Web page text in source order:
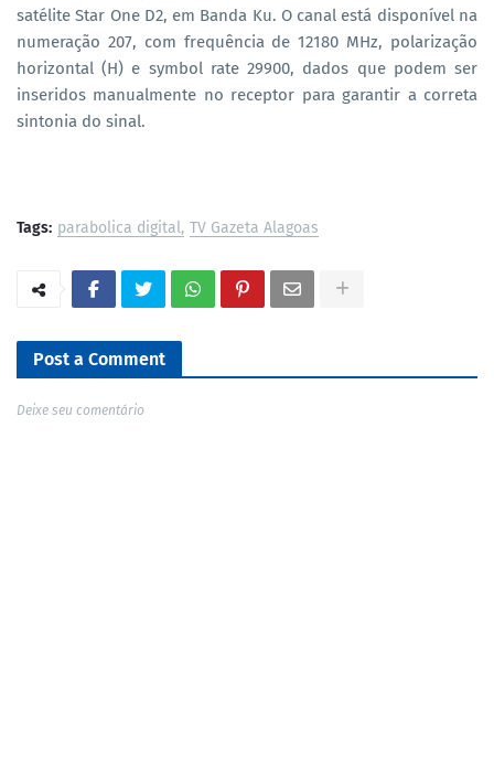
satélite Star One D2, em Banda Ku. O canal está disponível na
numeração 207, com frequência de 12180 MHz, polarização
horizontal (H) e symbol rate 29900, dados que podem ser
inseridos manualmente no receptor para garantir a correta
sintonia do sinal.
Tags: parabolica digital TV Gazeta Alagoas
Post a Comment
Deixe seu comentário